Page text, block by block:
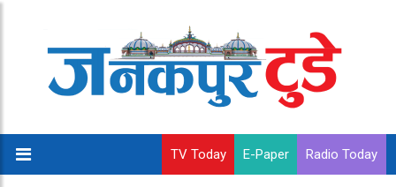
TV Today E-Paper Radio Today